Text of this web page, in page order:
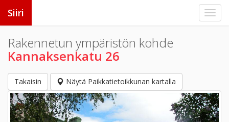
Siiri
Rakennetun ympäristön kohde
Kannaksenkatu 26
Takaisin Näytä Paikkatietoikkunan kartalla